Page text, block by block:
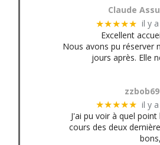
Claude
★★★★★ il y
Excellent
Nous avons pu réserver
jours après. Elle
zzbob69
★★★★★ il y
J'ai pu voir à quel
cours des deux
bons,